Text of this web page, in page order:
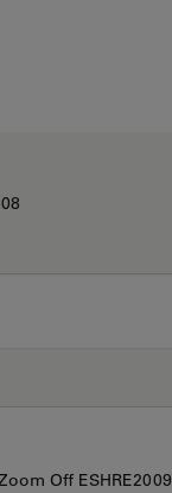
Off ESHRE2009